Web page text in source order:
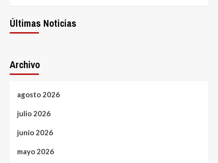
Últimas Noticias
Archivo
agosto 2026
julio 2026
junio 2026
mayo 2026